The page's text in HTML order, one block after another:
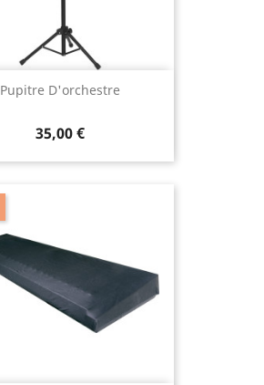
Pupitre D'orchestre
35,00 €